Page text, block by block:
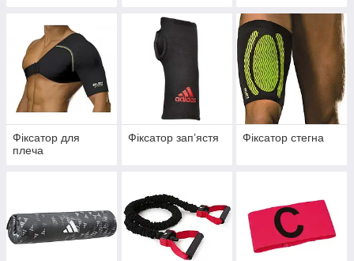
Фіксатор для
плеча
Фіксатор запʼястя Фіксатор стегна